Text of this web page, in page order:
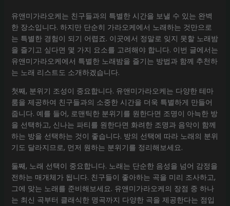
유앤미가라오케는 친구들과의 특별한 시간을 보낼 수 있는 완벽
한 장소입니다. 하지만 단순히 가라오케에서 노래하는 것만으로
는 특별한 경험이 되기 어렵죠. 이곳에서 정말로 잊지 못할 노래밤
을 즐기고 싶다면 몇 가지 요소를 고려해야 합니다. 이번 글에서는
유앤미가라오케에서 특별한 노래밤을 즐기는 방법과 함께 추천하
는 노래 리스트도 소개하겠습니다.
첫째, 분위기 조성이 중요합니다. 유앤미가라오케는 다양한 테마
룸을 제공하여 친구들과의 소중한 시간을 더욱 특별하게 만들어
줍니다. 예를 들어, 로맨틱한 분위기를 원한다면 조명이 아늑한 방
을 선택하고, 신나는 파티를 원한다면 화려한 조명과 음악이 함께
하는 방을 선택하는 것이 좋습니다. 방의 선택에 따라 노래의 분위
기도 달라지므로, 먼저 원하는 분위기를 정리해보세요.
둘째, 노래 선택이 중요합니다. 노래는 단순한 음성을 넘어 감정을
전하는 매개체가 됩니다. 친구들이 좋아하는 곡을 미리 조사하고,
그에 맞는 노래를 준비해보세요. 유앤미가라오케의 장점 중 하나
는 최신 곡부터 클래식한 명곡까지 다양한 곡을 제공한다는 점입